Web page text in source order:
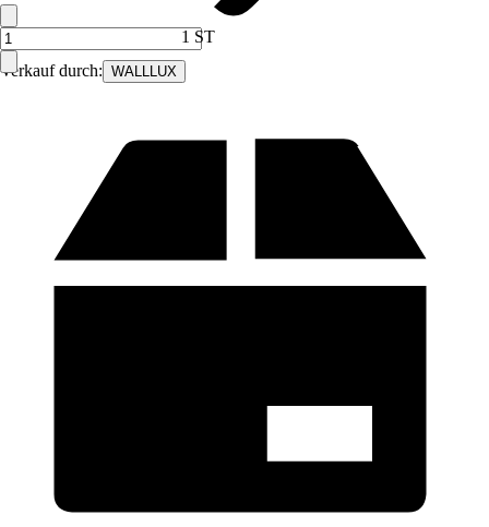
Verkauf durch: WALLLUX
1 ST